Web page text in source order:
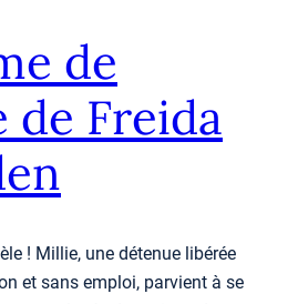
de
de Freida
! Millie, une détenue libérée
et sans emploi, parvient à se